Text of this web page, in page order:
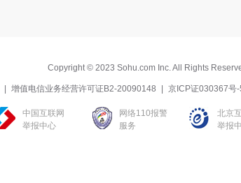
Copyright©2023 Sohu.com Inc. All Rights
增值电信业务经营许可证B2-20090148 京ICP证030367号-
中国互联网
举报中心
网络110报警
服务
北京
举报